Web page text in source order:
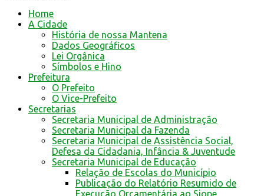
Home
A Cidade
História de nossa Mantena
Dados Geográficos
Lei Orgânica
Símbolos e Hino
Prefeitura
O Prefeito
O Vice-Prefeito
Secretarias
Secretaria Municipal de Administração
Secretaria Municipal da Fazenda
Secretaria Municipal de Assistência Social,
Defesa da Cidadania, Infância & Juventude
Secretaria Municipal de Educação
Relação de Escolas do Município
Publicação do Relatório Resumido de
Execução Orçamentária ao Siope